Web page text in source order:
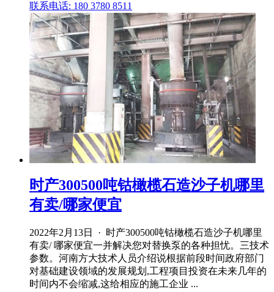
联系电话: 180 3780 8511
时产300500吨钴橄榄石造沙子机哪里
有卖/哪家便宜
2022年2月13日 · 时产300500吨钴橄榄石造沙子机哪里
有卖/ 哪家便宜一并解决您对替换泵的各种担忧。三技术
参数。河南方大技术人员介绍说根据前段时间政府部门
对基础建设领域的发展规划,工程项目投资在未来几年的
时间内不会缩减,这给相应的施工企业 ...